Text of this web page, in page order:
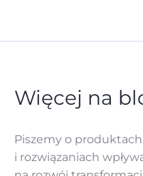
Więcej na
Piszemy o
i rozwiązaniach